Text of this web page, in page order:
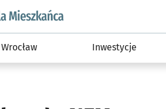
wroclaw.pl podserwis: Dla mieszkańca
Inwestycje